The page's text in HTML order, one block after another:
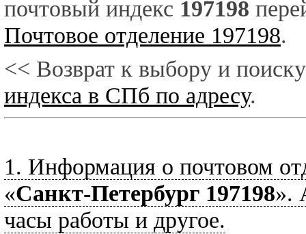
почтовый индекс 197198
Почтовое отделение 197198.
<< Возврат к выбору и
индекса в СПб по адресу.
1. Информация о почтовом
«Санкт-Петербург 197198».
часы работы и другое.